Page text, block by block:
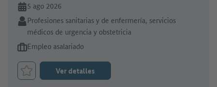
En línea desde:
5 ago 2026
Sector:
Profesiones sanitarias y de enfermería, servicios
médicos de urgencia y obstetricia
Tipo de oferta de empleo:
Empleo asalariado
Marcar el trabajo como favorito
Ver detalles